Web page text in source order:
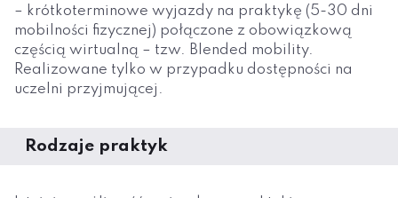
– krótkoterminowe wyjazdy na praktykę (5-30 dni
mobilności fizycznej) połączone z obowiązkową
częścią wirtualną – tzw. Blended mobility.
Realizowane tylko w przypadku dostępności na
uczelni przyjmującej.
Rodzaje praktyk